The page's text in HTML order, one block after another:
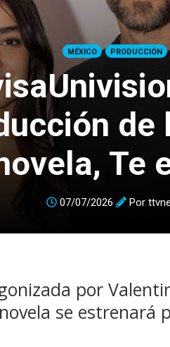
MÉXICO PRODUCCIÓN
de
Te
07/07/2026 Por
por
se estrenará